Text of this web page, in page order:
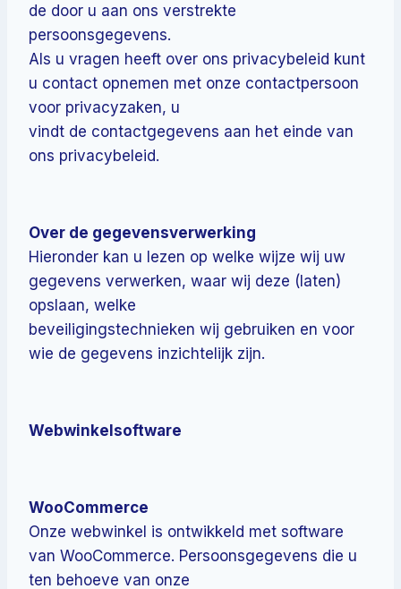
de door u aan ons verstrekte
persoonsgegevens.
Als u vragen heeft over ons privacybeleid kunt
u contact opnemen met onze contactpersoon
voor privacyzaken, u
vindt de contactgegevens aan het einde van
ons privacybeleid.
Over de gegevensverwerking
Hieronder kan u lezen op welke wijze wij uw
gegevens verwerken, waar wij deze (laten)
opslaan, welke
beveiligingstechnieken wij gebruiken en voor
wie de gegevens inzichtelijk zijn.
Webwinkelsoftware
WooCommerce
Onze webwinkel is ontwikkeld met software
van WooCommerce. Persoonsgegevens die u
ten behoeve van onze